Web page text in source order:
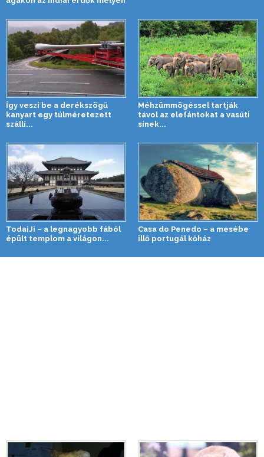
Így veszi be a derékszögű
kanyart egy túlméretezett
szállí...
Méhzümmögéssel tartják
távol az elefántokat a vasúti
sínek...
TodaiJi – a legnagyobb fából
épült templom a világon...
Casa do Penedo – a mesébe
illő portugál kőház